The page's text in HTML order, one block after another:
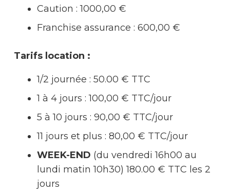
Caution : 1000,00 €
Franchise assurance : 600,00 €
Tarifs location :
1/2 journée : 50.00 € TTC
1 à 4 jours : 100,00 € TTC/jour
5 à 10 jours : 90,00 € TTC/jour
11 jours et plus : 80,00 € TTC/jour
WEEK-END (du vendredi 16h00 au
lundi matin 10h30)180.00 € TTC les 2
jours